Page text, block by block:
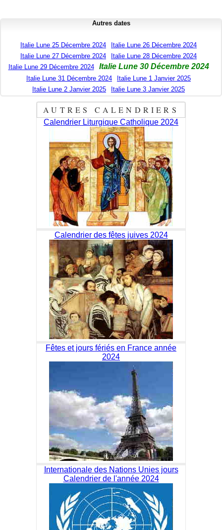
Autres dates
Italie Lune 25 Décembre 2024
Italie Lune 26 Décembre 2024
Italie Lune 27 Décembre 2024
Italie Lune 28 Décembre 2024
Italie Lune 29 Décembre 2024
Italie Lune 30 Décembre 2024
Italie Lune 31 Décembre 2024
Italie Lune 1 Janvier 2025
Italie Lune 2 Janvier 2025
Italie Lune 3 Janvier 2025
AUTRES CALENDRIERS
Calendrier Liturgique Catholique 2024
Calendrier des fêtes juives 2024
Fêtes et jours fériés en France année
2024
Internationale des Nations Unies jours
Calendrier de l'année 2024